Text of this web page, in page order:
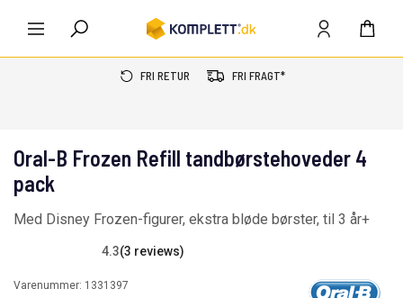
FRI RETUR FRI FRAGT*
Oral-B Frozen Refill tandbørstehoveder 4
pack
Med Disney Frozen-figurer, ekstra bløde børster, til 3 år+
4.3(3 reviews)
Varenummer: 1331397